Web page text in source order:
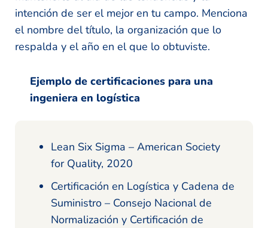
intención de ser el mejor en tu campo. Menciona
el nombre del título, la organización que lo
respalda y el año en el que lo obtuviste.
Ejemplo de certificaciones para una
ingeniera en logística
Lean Six Sigma – American Society
for Quality, 2020
Certificación en Logística y Cadena de
Suministro – Consejo Nacional de
Normalización y Certificación de